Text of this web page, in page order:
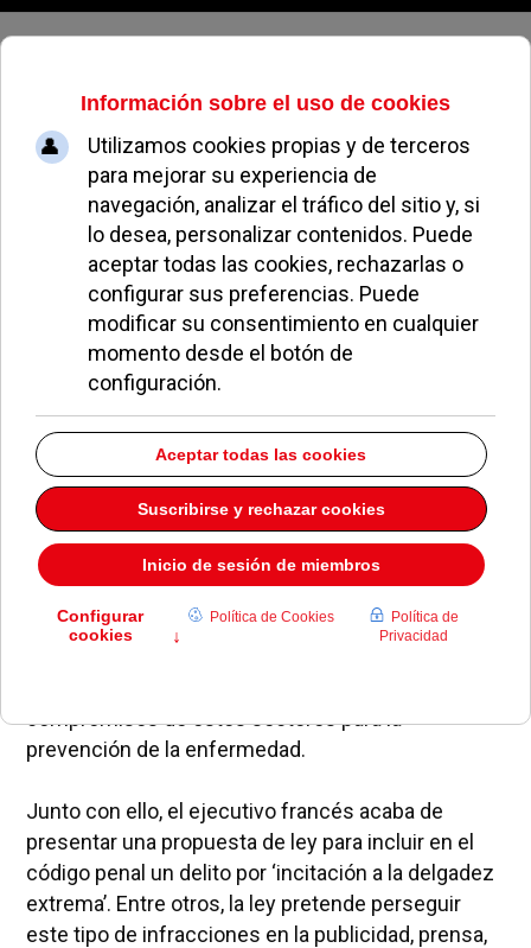
Domingo, 09 de agosto de 2026
Francia: nuevas medidas contra la
anorexia
LAURA HERNÁNDEZ NOTICIAS DE POZUELO 23 MAYO 2008
El gobierno alienta un plan conjunto de medios
de comunicación, industria de la moda e
instituciones sanitarias.
Los profesionales de losmedios de
comunicación, la moda y la publicidad de
Francia acaban de suscribir con el Ministerio de
para luchar contra la anorexia.Aunque el
compromisos de estos sectores para la
prevención de la enfermedad.
Junto con ello, el ejecutivo francés acaba de
presentar una propuesta de ley para incluir en el
código penal un delito por ‘incitación a la delgadez
extrema’. Entre otros, la ley pretende perseguir
este tipo de infracciones en la publicidad, prensa,